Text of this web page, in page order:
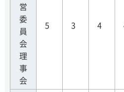
営
委
員
会
理
事
会
5 3 4